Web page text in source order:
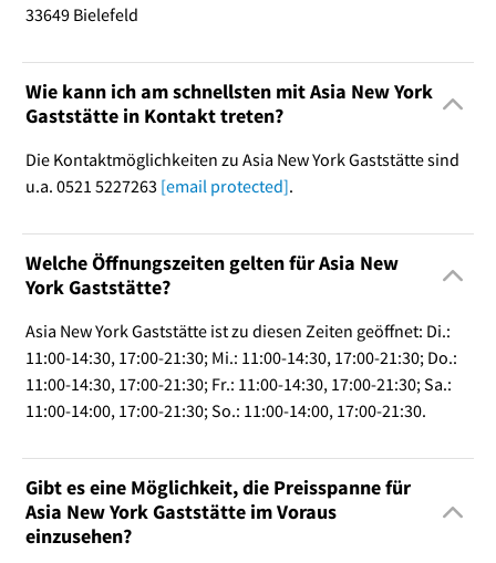
33649 Bielefeld
Wie kann ich am schnellsten mit Asia New York
Gaststätte in Kontakt treten?
Die Kontaktmöglichkeiten zu Asia New York Gaststätte sind
u.a. 0521 5227263 [email protected].
Welche Öffnungszeiten gelten für Asia New
York Gaststätte?
Asia New York Gaststätte ist zu diesen Zeiten geöffnet: Di.:
11:00-14:30, 17:00-21:30; Mi.: 11:00-14:30, 17:00-21:30; Do.:
11:00-14:30, 17:00-21:30; Fr.: 11:00-14:30, 17:00-21:30; Sa.:
11:00-14:00, 17:00-21:30; So.: 11:00-14:00, 17:00-21:30.
Gibt es eine Möglichkeit, die Preisspanne für
Asia New York Gaststätte im Voraus
einzusehen?